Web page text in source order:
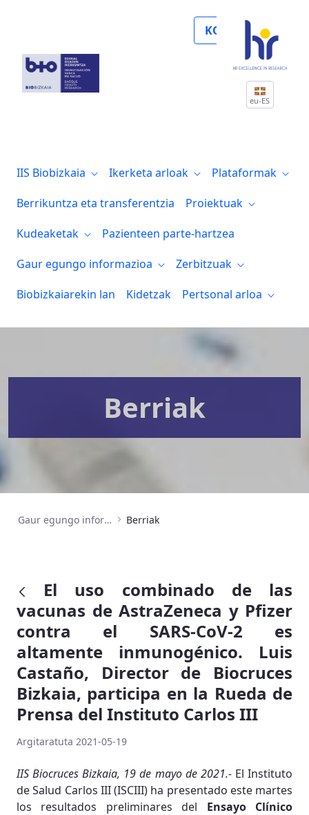
KOLABORATU
eu-ES
IIS Biobizkaia Ikerketa arloak
Plataformak
Berrikuntza eta transferentzia
Proiektuak
Kudeaketak
Pazienteen parte-hartzea
Gaur egungo informazioa
Zerbitzuak
Biobizkaiarekin lan
Kidetzak Pertsonal arloa
Berriak
Gaur egungo informazioa Berriak
El uso combinado de las
vacunas de AstraZeneca y Pfizer
contra el SARS-CoV-2 es
altamente inmunogénico. Luis
Castaño, Director de Biocruces
Bizkaia, participa en la Rueda de
Prensa del Instituto Carlos III
Argitaratuta 2021-05-19
IIS Biocruces Bizkaia, 19 de mayo de 2021.- El Instituto
de Salud Carlos III (ISCIII) ha presentado este martes
los resultados preliminares del Ensayo Clínico